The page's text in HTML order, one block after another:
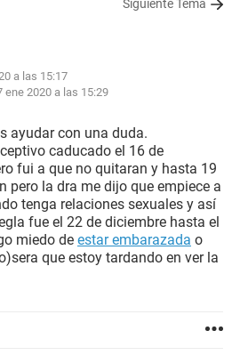
Siguiente Tema
a las 15:17
ene 2020 a las 15:29
ayudar con una duda.
caducado el 16 de
fui a que no quitaran y hasta 19
pero la dra me dijo que empiece a
tenga relaciones sexuales y así
fue el 22 de diciembre hasta el
miedo de estar embarazada o
que estoy tardando en ver la